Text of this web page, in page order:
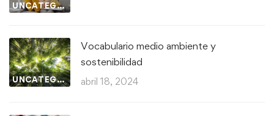
UNCATEGORIZED
UNCATEGORIZED
Vocabulario medio ambiente y
sostenibilidad
abril 18, 2024